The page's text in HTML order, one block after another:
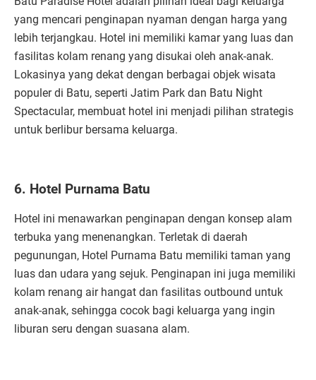
yang mencari penginapan nyaman dengan harga yang
lebih terjangkau. Hotel ini memiliki kamar yang luas dan
fasilitas kolam renang yang disukai oleh anak-anak.
Lokasinya yang dekat dengan berbagai objek wisata
populer di Batu, seperti Jatim Park dan Batu Night
Spectacular, membuat hotel ini menjadi pilihan strategis
untuk berlibur bersama keluarga.
6. Hotel Purnama Batu
Hotel ini menawarkan penginapan dengan konsep alam
terbuka yang menenangkan. Terletak di daerah
pegunungan, Hotel Purnama Batu memiliki taman yang
luas dan udara yang sejuk. Penginapan ini juga memiliki
kolam renang air hangat dan fasilitas outbound untuk
anak-anak, sehingga cocok bagi keluarga yang ingin
liburan seru dengan suasana alam.